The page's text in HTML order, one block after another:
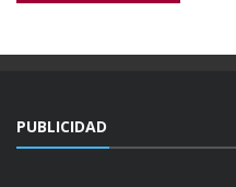
PUBLICIDAD